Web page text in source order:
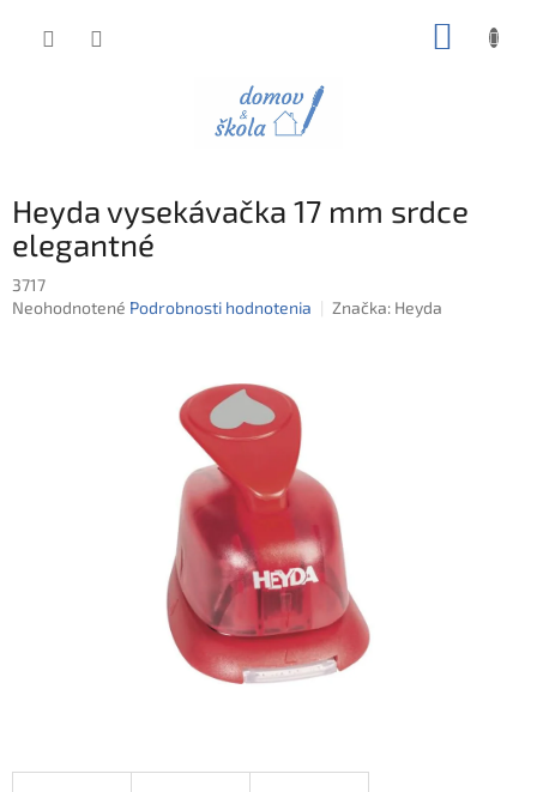
Heyda vysekávačka 17 mm srdce
elegantné
3717
Priemerné
Neohodnotené Podrobnosti hodnotenia Značka: Heyda